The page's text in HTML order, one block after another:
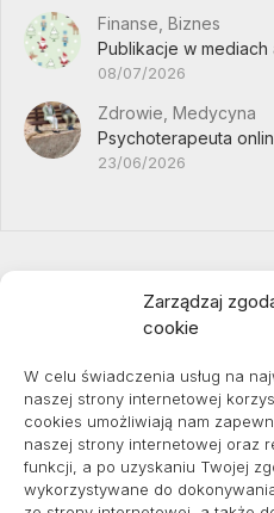
Zarządzaj
cookie
W celu świadczenia usług na
naszej strony internetowej
cookies umożliwiają nam
naszej strony internetowej oraz
funkcji, a po uzyskaniu Twojej
wykorzystywane do
Finanse, Biznes
Publikacje w
08/07/2026
Zdrowie, Medycyna
Psychoterapeuta
23/06/2026
pozycjonowanie lokalne